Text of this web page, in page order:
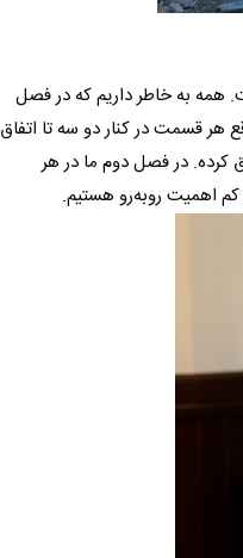
به خاطر داریم که در فصل
قسمت در کنار دو سه تا اتفاق
کرده. در فصل دوم ما در هر
اهمیت روبه‌رو هستیم.